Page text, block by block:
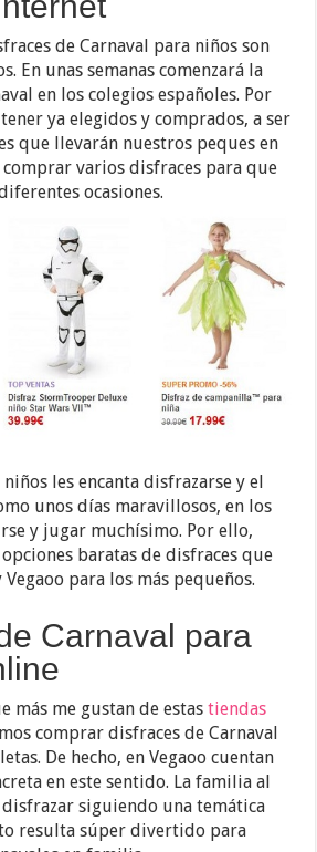
de Carnaval para niños son
En unas semanas comenzará la
en los colegios españoles. Por
ya elegidos y comprados, a ser
que llevarán nuestros peques en
comprar varios disfraces para que
ocasiones.
les encanta disfrazarse y el
unos días maravillosos, en los
y jugar muchísimo. Por ello,
baratas de disfraces que
para los más pequeños.
Carnaval para
más me gustan de estastiendas
comprar disfraces de Carnaval
De hecho, en Vegaoo cuentan
en este sentido. La familia al
siguiendo una temática
resulta súper divertido para